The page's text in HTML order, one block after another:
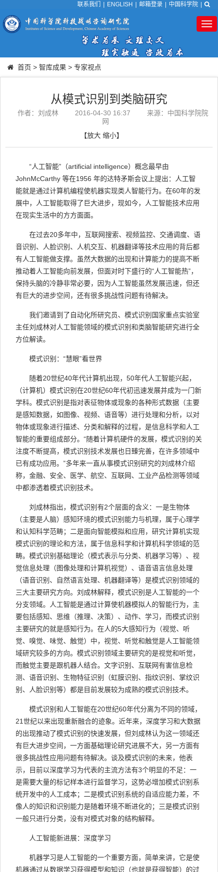
联系我们 ENGLISH 邮箱登录 中国科学院
首页 > 智库成果 > 专家视点
从模式识别到类脑研究
作者：刘成林 2016-04-30 16:37
来源：中国科学院院
网
【放大 缩小】
“人工智能”（artificial intelligence）概念最早由
JohnMcCarthy 等在1956 年的达特矛斯会议上提出：人工智
能就是通过计算机编程使机器实现类人智能行为。在60年的发
展中，人工智能取得了巨大进步，现如今，人工智能技术应用
在现实生活中的方方面面。
在过去20多年中，互联网搜索、视频监控、交通调度、语
音识别、人脸识别、人机交互、机器翻译等技术应用的背后都
有人工智能做支撑。虽然大数据的出现和计算能力的提高不断
推动着人工智能向前发展，但面对时下盛行的“人工智能热”，
保持头脑的冷静非常必要，因为人工智能虽然发展迅速，但还
有巨大的进步空间，还有很多挑战性问题有待解决。
我们邀请到了自动化所研究员、模式识别国家重点实验室
主任刘成林对人工智能领域的模式识别和类脑智能研究进行全
方位解读。
模式识别：“慧眼”看世界
随着20世纪40年代计算机出现，50年代人工智能兴起，
（计算机）模式识别在20世纪60年代初迅速发展并成为一门新
学科。模式识别是指对表征物体或现象的各种形式数据（主要
是感知数据，如图像、视频、语音等）进行处理和分析，以对
物体或现象进行描述、分类和解释的过程，是信息科学和人工
智能的重要组成部分。“随着计算机硬件的发展，模式识别的关
注度不断提高，模式识别技术发展也日臻完善，在许多领域中
已有成功应用。”多年来一直从事模式识别研究的刘成林介绍
称，金融、安全、医学、航空、互联网、工业产品检测等领域
中都渗透着模式识别技术。
刘成林指出，模式识别有2个层面的含义：一是生物体
（主要是人脑）感知环境的模式识别能力与机理，属于心理学
和认知科学范畴；二是面向智能模拟和应用，研究计算机实现
模式识别的理论和方法，属于信息科学和计算机科学领域的范
畴。模式识别基础理论（模式表示与分类、机器学习等）、视
觉信息处理（图像处理和计算机视觉）、语音语言信息处理
（语音识别、自然语言处理、机器翻译等）是模式识别领域的
三大主要研究方向。刘成林解释，模式识别是人工智能的一个
分支领域。人工智能是通过计算使机器模拟人的智能行为，主
要包括感知、思维（推理、决策）、动作、学习，而模式识别
主要研究的就是感知行为。在人的5大感知行为（视觉、听
觉、嗅觉、味觉、触觉）中，视觉、听觉和触觉是人工智能领
域研究较多的方向。模式识别领域主要研究的是视觉和听觉，
而触觉主要是跟机器人结合。文字识别、互联网有害信息检
测、语音识别、生物特征识别（虹膜识别、指纹识别、掌纹识
别、人脸识别等）都是目前发展较为成熟的模式识别技术。
模式识别和人工智能在20世纪60年代分离为不同的领域，
21世纪以来出现重新融合的迹象。近年来，深度学习和大数据
的出现推动了模式识别的快速发展，但刘成林认为这一领域还
有巨大进步空间，一方面基础理论研究进展不大，另一方面有
很多挑战性应用问题有待解决。谈及模式识别的未来，他表
示，目前以深度学习为代表的主流方法有3个明显的不足：一
是需要大量的标记样本进行监督学习，这势必增加模式识别系
统开发中的人工成本；二是模式识别系统的自适应能力差，不
像人的知识和识别能力是随着环境不断进化的；三是模式识别
一般只进行分类，没有对模式对象的结构解释。
人工智能新进展：深度学习
机器学习是人工智能的一个重要方面，简单来讲，它是使
机器通过从数据学习获得模型和知识（也就是获得智能）的过